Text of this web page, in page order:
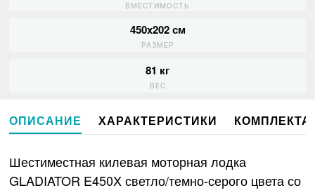
ВМЕСТИМОСТЬ
450x202 см
РАЗМЕР
81 кг
ВЕС
ОПИСАНИЕ ХАРАКТЕРИСТИКИ
Шестиместная килевая моторная лодка
GLADIATOR E450X светло/темно-серого цвета со